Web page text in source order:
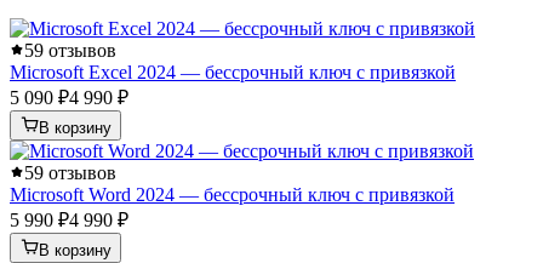
59 отзывов
Microsoft Excel 2024 — бессрочный ключ с привязкой
5 090 ₽4 990 ₽
В корзину
59 отзывов
Microsoft Word 2024 — бессрочный ключ с привязкой
5 990 ₽4 990 ₽
В корзину